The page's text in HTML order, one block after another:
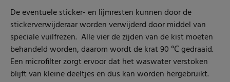
De eventuele sticker- en lijmresten kunnen door de
stickerverwijderaar worden verwijderd door middel van
speciale vuilfrezen. Alle vier de zijden van de kist moeten
behandeld worden, daarom wordt de krat 90 ℃ gedraaid.
Een microfilter zorgt ervoor dat het waswater verstoken
blijft van kleine deeltjes en dus kan worden hergebruikt.